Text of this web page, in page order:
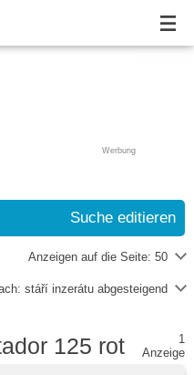
Werbung
Suche editieren
Anzeigen auf die Seite: 50
stáří inzerátu abgesteigend
125 rot
1
Anzeige